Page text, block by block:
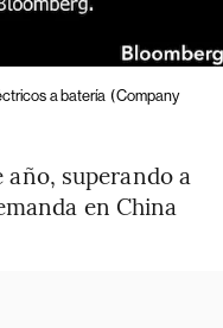
a batería (Company
superando a
en China